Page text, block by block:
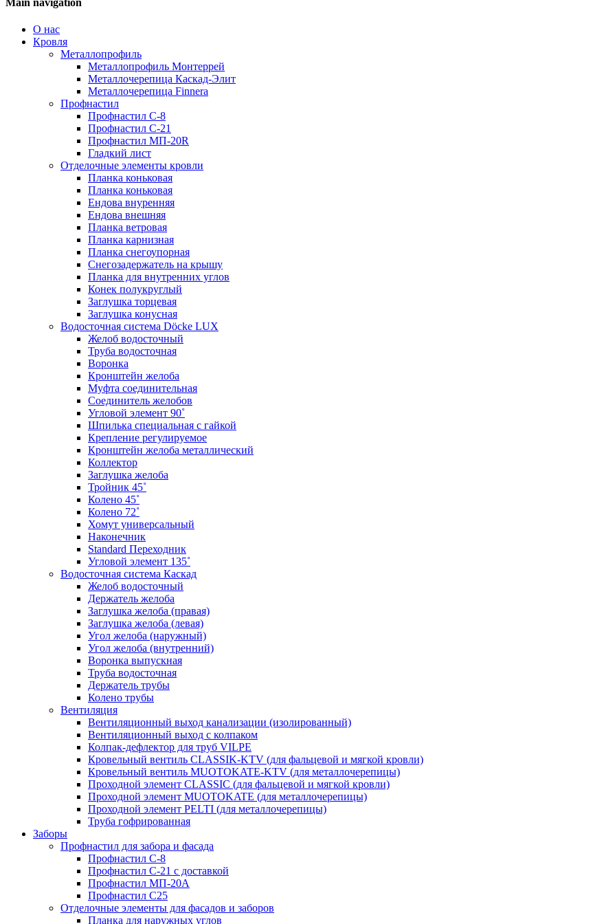
О нас
Кровля
Металлопрофиль
Металлопрофиль Монтеррей
Металлочерепица Каскад-Элит
Металлочерепица Finnera
Профнастил
Профнастил С-8
Профнастил С-21
Профнастил МП-20R
Гладкий лист
Отделочные элементы кровли
Планка коньковая
Планка коньковая
Ендова внуренняя
Ендова внешняя
Планка ветровая
Планка карнизная
Планка снегоупорная
Снегозадержатель на крышу
Планка для внутренних углов
Конек полукруглый
Заглушка торцевая
Заглушка конусная
Водосточная система Döcke LUX
Желоб водосточный
Труба водосточная
Воронка
Кронштейн желоба
Муфта соединительная
Соединитель желобов
Угловой элемент 90˚
Шпилька специальная с гайкой
Крепление регулируемое
Кронштейн желоба металлический
Коллектор
Заглушка желоба
Тройник 45˚
Колено 45˚
Колено 72˚
Хомут универсальный
Наконечник
Standard Переходник
Угловой элемент 135˚
Водосточная система Каскад
Желоб водосточный
Держатель желоба
Заглушка желоба (правая)
Заглушка желоба (левая)
Угол желоба (наружный)
Угол желоба (внутренний)
Воронка выпускная
Труба водосточная
Держатель трубы
Колено трубы
Вентиляция
Вентиляционный выход канализации (изолированный)
Вентиляционный выход с колпаком
Колпак-дефлектор для труб VILPE
Кровельный вентиль CLASSIK-KTV (для фальцевой и мягкой кровли)
Кровельный вентиль MUOTOKATE-KTV (для металлочерепицы)
Проходной элемент CLASSIC (для фальцевой и мягкой кровли)
Проходной элемент MUOTOKATE (для металлочерепицы)
Проходной элемент PELTI (для металлочерепицы)
Труба гофрированная
Заборы
Профнастил для забора и фасада
Профнастил С-8
Профнастил С-21 с доставкой
Профнастил МП-20А
Профнастил С25
Отделочные элементы для фасадов и заборов
Планка для наружных углов